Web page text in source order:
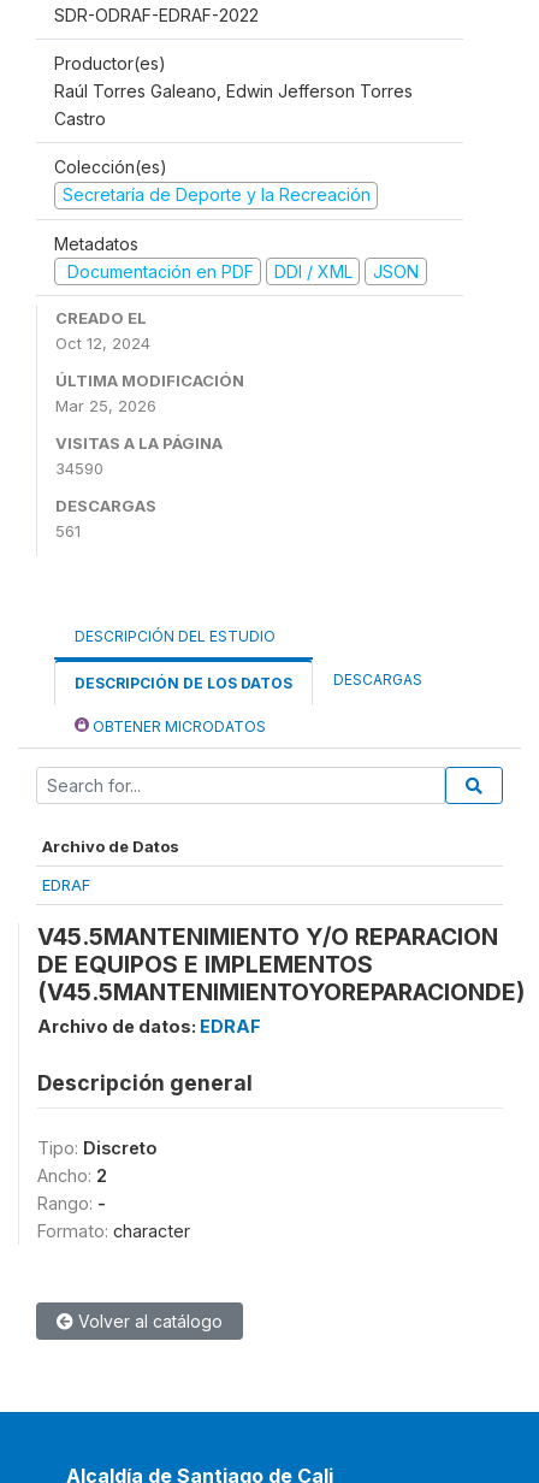
SDR-ODRAF-EDRAF-2022
Productor(es)
Raúl Torres Galeano, Edwin Jefferson Torres
Castro
Colección(es)
Secretaría de Deporte y la Recreación
Metadatos
Documentación en PDF
DDI / XML JSON
CREADO EL
Oct 12, 2024
ÚLTIMA MODIFICACIÓN
Mar 25, 2026
VISITAS A LA PÁGINA
34590
DESCARGAS
561
DESCRIPCIÓN DEL ESTUDIO
DESCRIPCIÓN DE LOS DATOS DESCARGAS
OBTENER MICRODATOS
Archivo de Datos
EDRAF
V45.5MANTENIMIENTO Y/O REPARACION
DE EQUIPOS E IMPLEMENTOS
(V45.5MANTENIMIENTOYOREPARACIONDE)
Archivo de datos: EDRAF
Descripción general
Tipo: Discreto
Ancho: 2
Rango: -
Formato: character
Volver al catálogo
Alcaldía de Santiago de Cali